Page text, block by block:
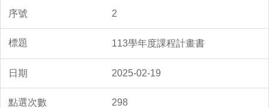
2
113學年度課程計畫書
2025-02-19
298